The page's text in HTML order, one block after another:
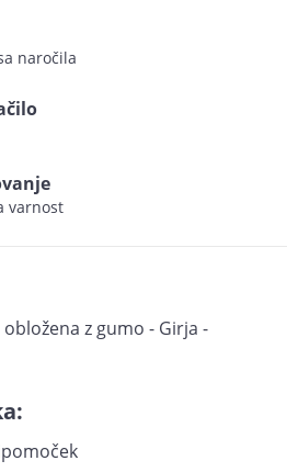
naročila
varnost
z gumo - Girja -